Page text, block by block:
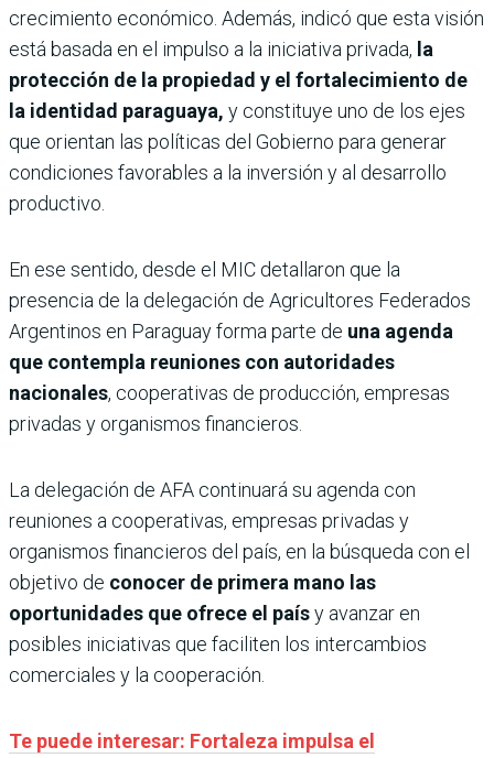
crecimiento económico. Además, indicó que esta visión
está basada en el impulso a la iniciativa privada, la
protección de la propiedad y el fortalecimiento de
la identidad paraguaya, y constituye uno de los ejes
que orientan las políticas del Gobierno para generar
condiciones favorables a la inversión y al desarrollo
productivo.
En ese sentido, desde el MIC detallaron que la
presencia de la delegación de Agricultores Federados
Argentinos en Paraguay forma parte de una agenda
que contempla reuniones con autoridades
nacionales, cooperativas de producción, empresas
privadas y organismos financieros.
La delegación de AFA continuará su agenda con
reuniones a cooperativas, empresas privadas y
organismos financieros del país, en la búsqueda con el
objetivo de conocer de primera mano las
oportunidades que ofrece el paísy avanzar en
posibles iniciativas que faciliten los intercambios
comerciales y la cooperación.
Te puede interesar: Fortaleza impulsa el